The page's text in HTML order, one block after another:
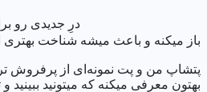
درِ جدیدی رو
باز میکنه و باعث میشه شناخت بهتری
پتشاپ من و پت نمونه‌ای از پرفروش
بهتون معرفی میکنه که میتونید ببینید و